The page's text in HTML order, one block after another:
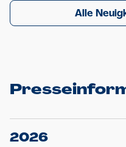
Alle
2026